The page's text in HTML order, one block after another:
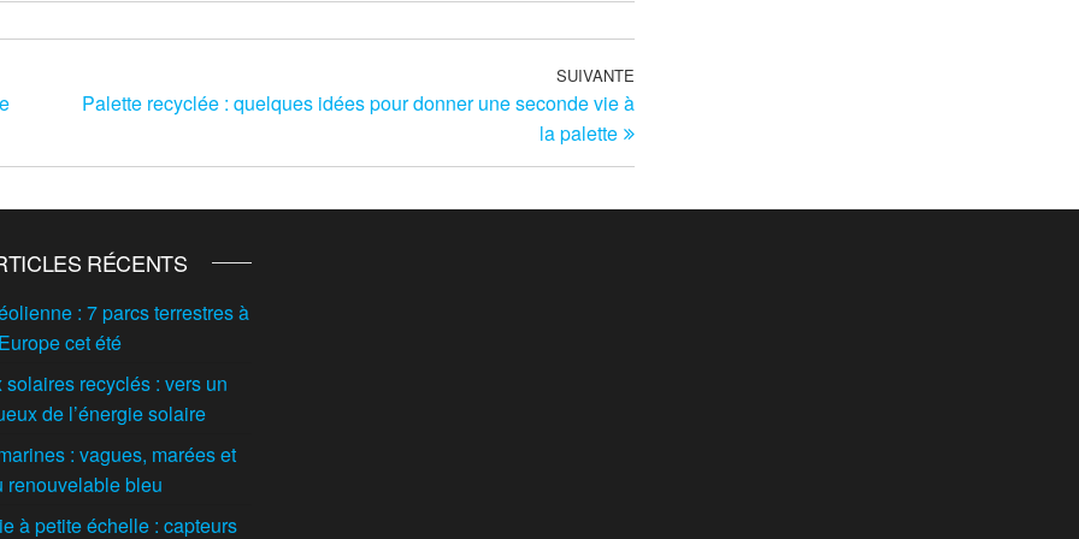
Article
suivant
SUIVANTE
Palette recyclée : quelques idées pour donner une seconde vie à
la palette
RÉCENTS
: 7 parcs terrestres à
cet été
solaires recyclés : vers un
de l’énergie solaire
: vagues, marées et
renouvelable bleu
à petite échelle : capteurs